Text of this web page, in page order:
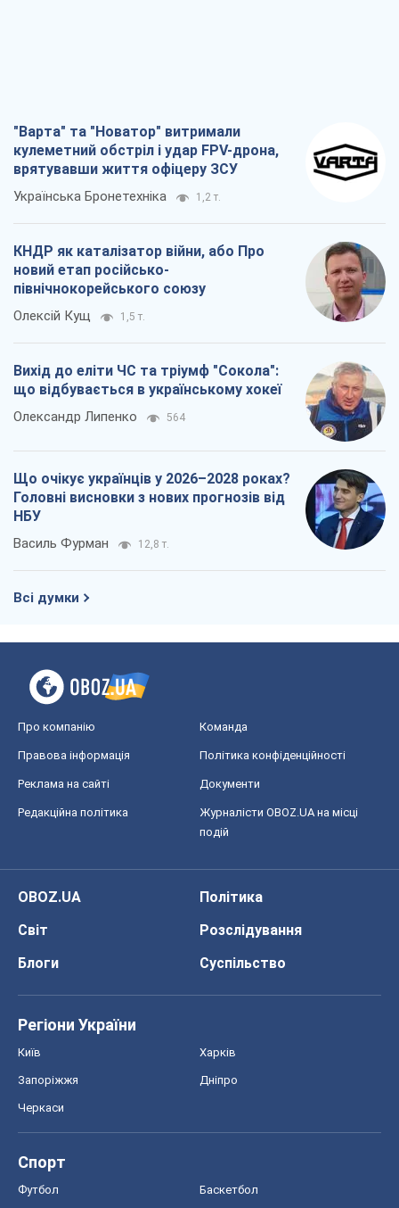
"Варта" та "Новатор" витримали
кулеметний обстріл і удар FPV-дрона,
врятувавши життя офіцеру ЗСУ
Українська Бронетехніка 1,2 т.
КНДР як каталізатор війни, або Про
новий етап російсько-
північнокорейського союзу
Олексій Кущ 1,5 т.
Вихід до еліти ЧС та тріумф "Сокола":
що відбувається в українському хокеї
Олександр Липенко 564
Що очікує українців у 2026–2028 роках?
Головні висновки з нових прогнозів від
НБУ
Василь Фурман 12,8 т.
Всі думки
Про компанію Команда
Правова інформація Політика конфіденційності
Реклама на сайті Документи
Редакційна політика
Журналісти OBOZ.UA на місці
подій
OBOZ.UA
Політика
Світ
Розслідування
Блоги
Суспільство
Регіони України
Київ Харків
Запоріжжя Дніпро
Черкаси
Спорт
Футбол Баскетбол